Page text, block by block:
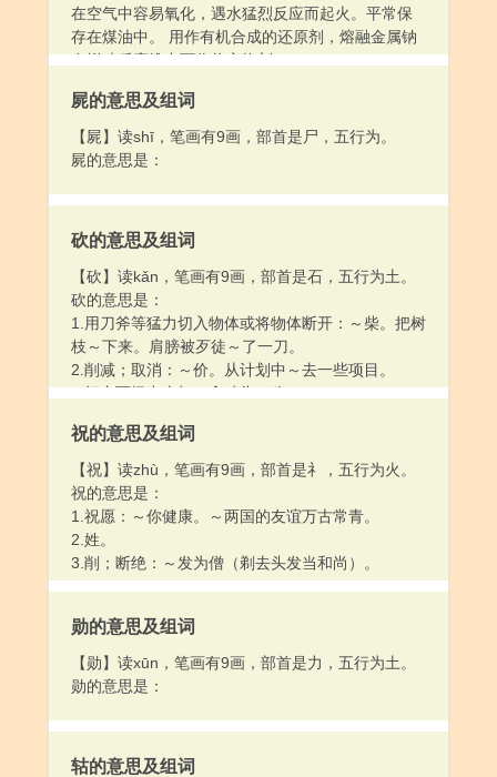
在空气中容易氧化，遇水猛烈反应而起火。平常保
存在煤油中。 用作有机合成的还原剂，熔融金属钠
在增殖反应堆中可作热交换剂。
屍的意思及组词
【屍】读shī，笔画有9画，部首是尸，五行为。
屍的意思是：
砍的意思及组词
【砍】读kǎn，笔画有9画，部首是石，五行为土。
砍的意思是：
1.用刀斧等猛力切入物体或将物体断开：～柴。把树
枝～下来。肩膀被歹徒～了一刀。
2.削减；取消：～价。从计划中～去一些项目。
3.把东西扔出去打：拿砖头～狗。
祝的意思及组词
【祝】读zhù，笔画有9画，部首是礻，五行为火。
祝的意思是：
1.祝愿：～你健康。～两国的友谊万古常青。
2.姓。
3.削；断绝：～发为僧（剃去头发当和尚）。
勋的意思及组词
【勋】读xūn，笔画有9画，部首是力，五行为土。
勋的意思是：
轱的意思及组词